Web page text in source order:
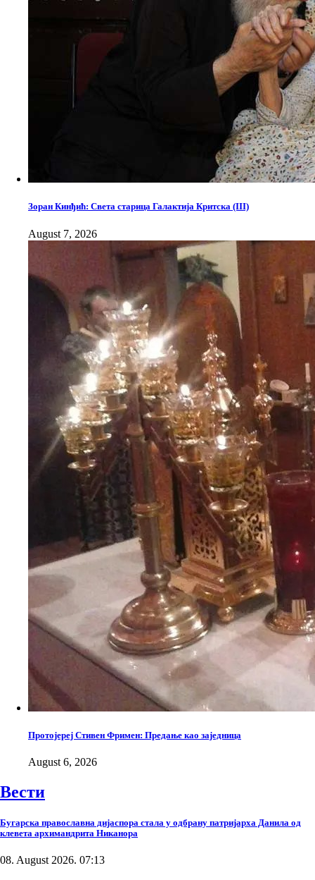
Зоран Кинђић: Света старица Галактија Критска (III)
August 7, 2026
Протојереј Стивен Фримен: Предање као заједница
August 6, 2026
Вести
Бугарска православна дијаспора стала у одбрану патријарха Данила од
клевета архимандрита Никанора
08. August 2026. 07:13